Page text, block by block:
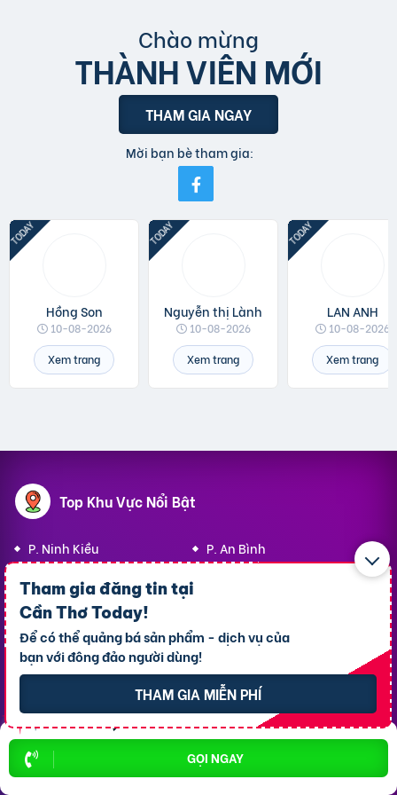
GỌI NGAY
Tham gia đăng tin tại
Cần Thơ Today!
Để có thể quảng bá sản phẩm - dịch vụ của
bạn với đông đảo người dùng!
THAM GIA MIỄN PHÍ
Chào mừng
THÀNH VIÊN MỚI
THAM GIA NGAY
Mời bạn bè tham gia:
Hồng Son
10-08-2026
Xem trang
Nguyễn thị Lành
10-08-2026
Xem trang
LAN ANH
10-08-2026
Xem trang
Top Khu Vực Nổi Bật
P. Ninh Kiều
P. An Bình
P. Bình Thủy
P. Tân An
P. Cái Khế
X. Vĩnh Thạnh
P. Hưng Phú
P. Ô Môn
Top 10 Khu Vực Bất động sản
Bất động sản P. Ninh Kiều